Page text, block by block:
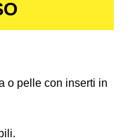
o pelle con inserti in